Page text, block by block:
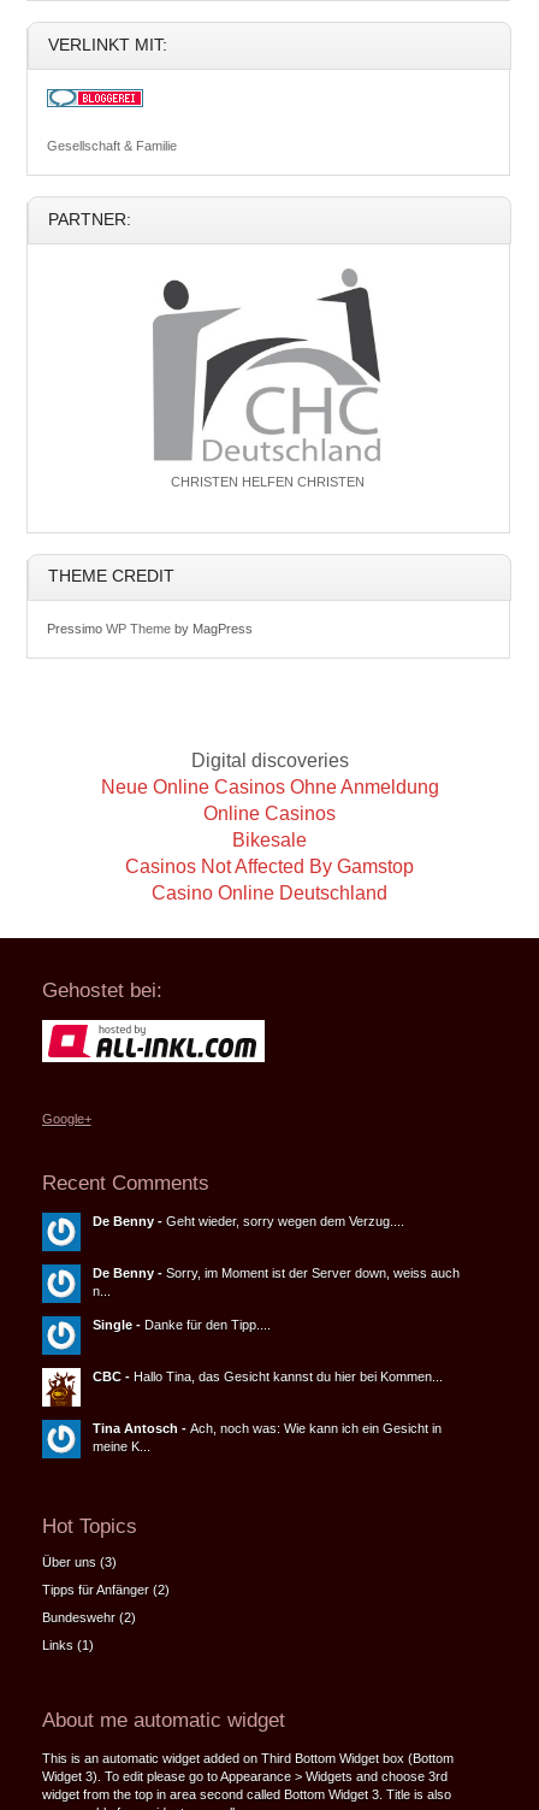
VERLINKT MIT:
Gesellschaft & Familie
PARTNER:
CHRISTEN HELFEN CHRISTEN
THEME CREDIT
PressimoWP Theme by MagPress
Digital discoveries
Neue Online Casinos Ohne Anmeldung
Online Casinos
Bikesale
Casinos Not Affected By Gamstop
Casino Online Deutschland
Gehostet bei:
Google+
Recent Comments
De Benny- Geht wieder, sorry wegen dem Verzug....
De Benny- Sorry, im Moment ist der Server down, weiss auch
n...
Single- Danke für den Tipp....
CBC- Hallo Tina, das Gesicht kannst du hier bei Kommen...
Tina Antosch - Ach, noch was: Wie kann ich ein Gesicht in
meine K...
Hot Topics
Über uns (3)
Tipps für Anfänger(2)
Bundeswehr(2)
Links (1)
About me automatic widget
This is an automatic widget added on Third Bottom Widget box (Bottom
Widget 3). To edit please go to Appearance > Widgets and choose 3rd
widget from the top in area second called Bottom Widget 3. Title is also